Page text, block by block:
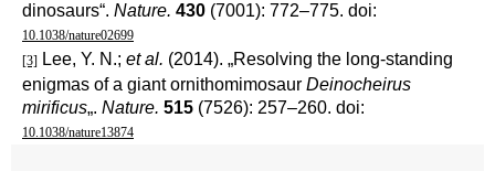
dinosaurs“. Nature. 430 (7001): 772–775. doi:
10.1038/nature02699
[3] Lee, Y. N.; et al. (2014). „Resolving the long-standing
enigmas of a giant ornithomimosaur Deinocheirus
mirificus„. Nature. 515 (7526): 257–260. doi:
10.1038/nature13874